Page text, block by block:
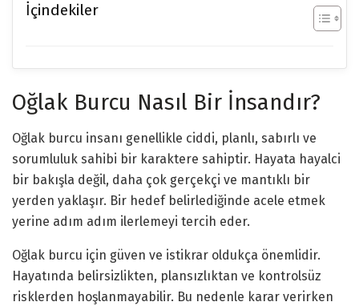
İçindekiler
Oğlak Burcu Nasıl Bir İnsandır?
Oğlak burcu insanı genellikle ciddi, planlı, sabırlı ve
sorumluluk sahibi bir karaktere sahiptir. Hayata hayalci
bir bakışla değil, daha çok gerçekçi ve mantıklı bir
yerden yaklaşır. Bir hedef belirlediğinde acele etmek
yerine adım adım ilerlemeyi tercih eder.
Oğlak burcu için güven ve istikrar oldukça önemlidir.
Hayatında belirsizlikten, plansızlıktan ve kontrolsüz
risklerden hoşlanmayabilir. Bu nedenle karar verirken